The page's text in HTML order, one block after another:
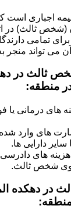
اجباری است
(شخص ثالث) در
تمامی
می تواند منجر
ثالث در
منطقه:
های درمانی
های وارد شده
دارایی ها.
هزینه های
شخص ثالث.
در دهکده